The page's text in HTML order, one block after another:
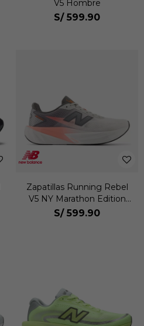
V5 Hombre
S/ 599.90
Zapatillas Running Rebel
V5 NY Marathon Edition
Hombre
S/ 599.90